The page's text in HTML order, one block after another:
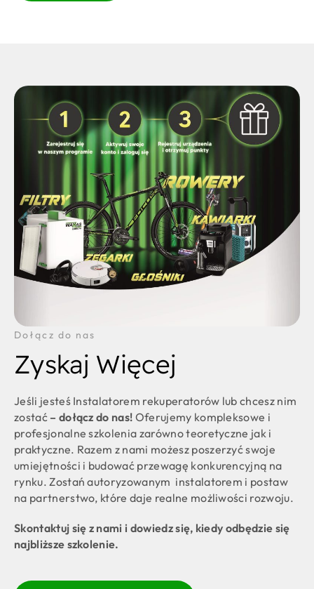
Dołącz do nas
Zyskaj Więcej
Jeśli jesteś Instalatorem rekuperatorów lub chcesz nim
zostać– dołącz do nas! Oferujemy kompleksowe i
profesjonalne szkolenia zarówno teoretyczne jak i
praktyczne. Razem z nami możesz poszerzyć swoje
umiejętności i budować przewagę konkurencyjną na
rynku. Zostań autoryzowanym instalatorem i postaw
na partnerstwo, które daje realne możliwości rozwoju.
Skontaktuj się z nami i dowiedz się, kiedy odbędzie się
najbliższe szkolenie.